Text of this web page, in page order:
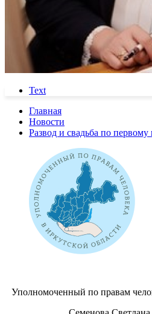
Text
Главная
Новости
Развод и свадьба по первому
Уполномоченный по правам